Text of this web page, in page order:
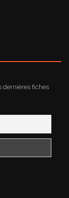
dernières fiches